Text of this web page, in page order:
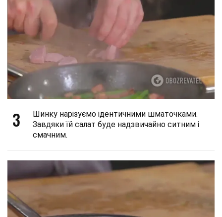
3
Шинку нарізуємо ідентичними шматочками.
Завдяки їй салат буде надзвичайно ситним і
смачним.